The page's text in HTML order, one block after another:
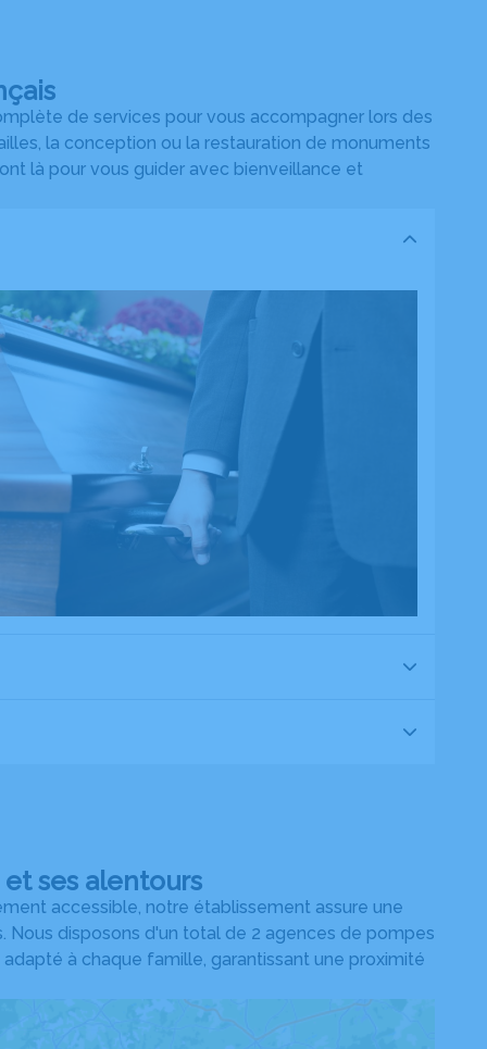
répondus
eu ect ect ! Je retiendrai également qu'ils ne faut surtout pas choisir des
de services pour vous accompagner lors des
la conception ou la restauration de monuments
là pour vous guider avec bienveillance et
ses alentours
accessible, notre établissement assure une
Nous disposons d'un total de 2 agences de pompes
à chaque famille, garantissant une proximité